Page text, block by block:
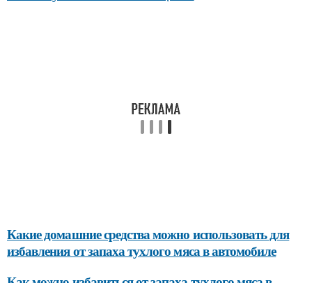
Какие домашние средства можно использовать для
избавления от запаха тухлого мяса в автомобиле